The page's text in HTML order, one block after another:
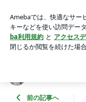
跡を起こすぞ!2026!!｣
アプリをダウンロード
ょう。
前の記事へ